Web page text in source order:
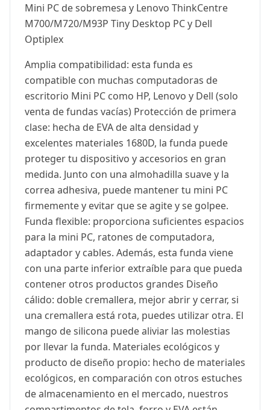
Mini PC de sobremesa y Lenovo ThinkCentre
M700/M720/M93P Tiny Desktop PC y Dell
Optiplex
Amplia compatibilidad: esta funda es
compatible con muchas computadoras de
escritorio Mini PC como HP, Lenovo y Dell (solo
venta de fundas vacías) Protección de primera
clase: hecha de EVA de alta densidad y
excelentes materiales 1680D, la funda puede
proteger tu dispositivo y accesorios en gran
medida. Junto con una almohadilla suave y la
correa adhesiva, puede mantener tu mini PC
firmemente y evitar que se agite y se golpee.
Funda flexible: proporciona suficientes espacios
para la mini PC, ratones de computadora,
adaptador y cables. Además, esta funda viene
con una parte inferior extraíble para que pueda
contener otros productos grandes Diseño
cálido: doble cremallera, mejor abrir y cerrar, si
una cremallera está rota, puedes utilizar otra. El
mango de silicona puede aliviar las molestias
por llevar la funda. Materiales ecológicos y
producto de diseño propio: hecho de materiales
ecológicos, en comparación con otros estuches
de almacenamiento en el mercado, nuestros